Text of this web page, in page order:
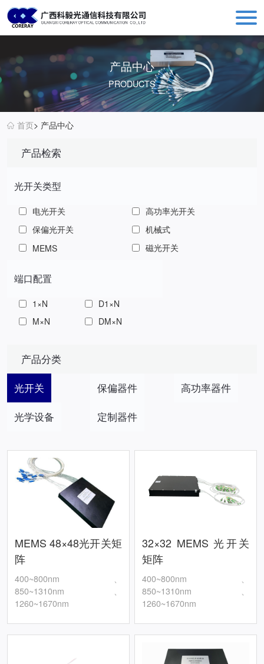
科毅光通信 - 光开关器件与设备生产销售厂商
产品中心
PRODUCTS
首页> 产品中心
产品检索
光开关类型
电光开关
高功率光开关
保偏光开关
机械式
MEMS
磁光开关
端口配置
1×N
D1×N
M×N
DM×N
产品分类
光开关 保偏器件 高功率器件
光学设备 定制器件
MEMS 48×48光开关矩
阵
400~800nm、
850~1310nm、
1260~1670nm
32×32 MEMS 光开关
矩阵
400~800nm、
850~1310nm、
1260~1670nm